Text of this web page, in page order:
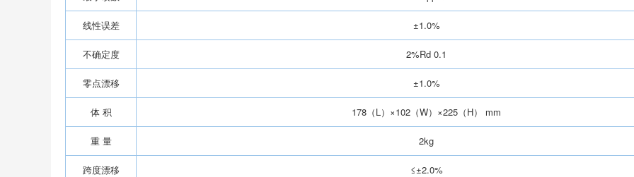
线性误差 ±1.0%
不确定度 2%Rd 0.1
零点漂移 ±1.0%
体 积 178（L）×102（W）×225（H） mm
重 量 2kg
跨度漂移 ≤±2.0%